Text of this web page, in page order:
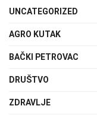
UNCATEGORIZED
AGRO KUTAK
BAČKI PETROVAC
DRUŠTVO
ZDRAVLJE